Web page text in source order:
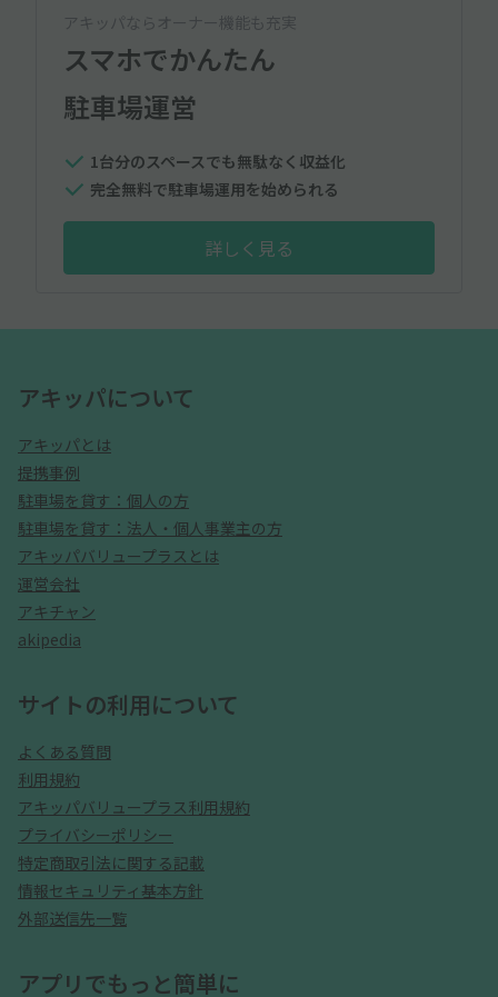
アキッパならオーナー機能も充実
スマホでかんたん
駐車場運営
1台分のスペースでも無駄なく収益化
完全無料で駐車場運用を始められる
詳しく見る
アキッパについて
アキッパとは
提携事例
駐車場を貸す：個人の方
駐車場を貸す：法人・個人事業主の方
アキッパバリュープラスとは
運営会社
アキチャン
akipedia
サイトの利用について
よくある質問
利用規約
アキッパバリュープラス利用規約
プライバシーポリシー
特定商取引法に関する記載
情報セキュリティ基本方針
外部送信先一覧
アプリでもっと簡単に